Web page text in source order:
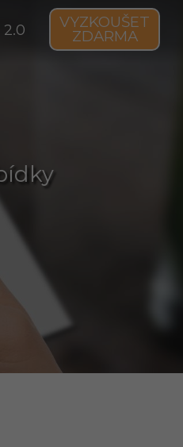
2.0 VYZKOUŠET
ZDARMA